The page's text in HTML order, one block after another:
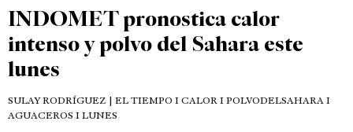
INDOMET pronostica calor
intenso y polvo del Sahara este
lunes
SULAY RODRÍGUEZ | EL TIEMPO I CALOR I POLVODELSAHARA I
AGUACEROS I LUNES